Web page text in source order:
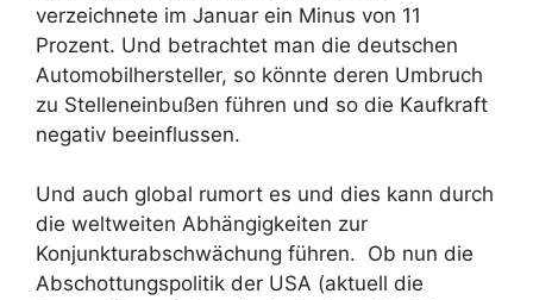
verzeichnete im Januar ein Minus von 11
Prozent. Und betrachtet man die deutschen
Automobilhersteller, so könnte deren Umbruch
zu Stelleneinbußen führen und so die Kaufkraft
negativ beeinflussen.
Und auch global rumort es und dies kann durch
die weltweiten Abhängigkeiten zur
Konjunkturabschwächung führen. Ob nun die
Abschottungspolitik der USA (aktuell die